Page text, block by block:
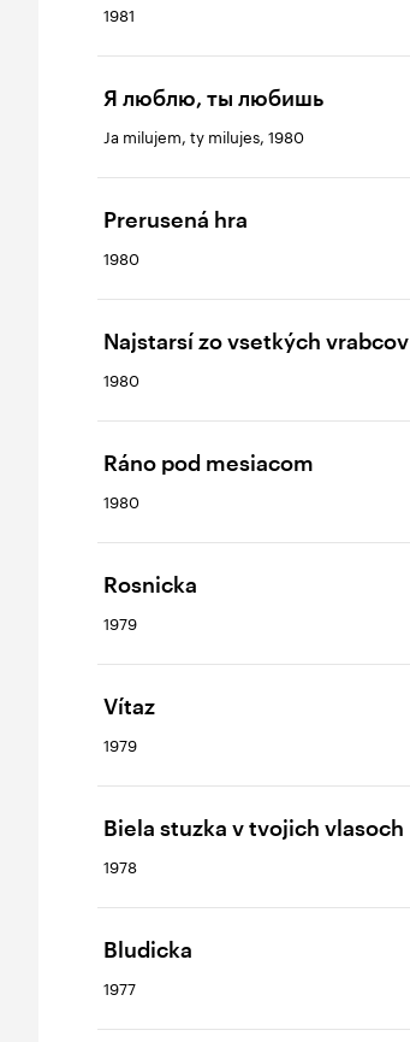
1981
Я люблю, ты любишь
Ja milujem, ty milujes, 1980
Prerusená hra
1980
Najstarsí zo vsetkých vrabcov
1980
Ráno pod mesiacom
1980
Rosnicka
1979
Vítaz
1979
Biela stuzka v tvojich vlasoch
1978
Bludicka
1977